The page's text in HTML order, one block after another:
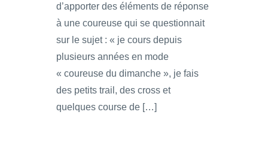
d’apporter des éléments de réponse
à une coureuse qui se questionnait
sur le sujet : « je cours depuis
plusieurs années en mode
« coureuse du dimanche », je fais
des petits trail, des cross et
quelques course de […]